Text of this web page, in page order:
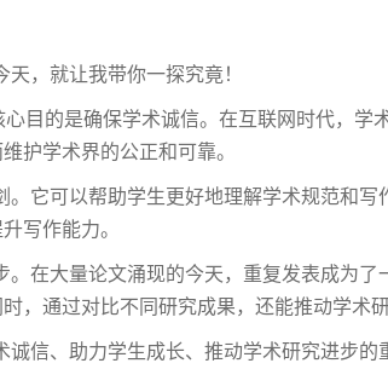
，就让我带你一探究竟！
目的是确保学术诚信。在互联网时代，
护学术界的公正和可靠。
它可以帮助学生更好地理解学术规范和
写作能力。
在大量论文涌现的今天，重复发表成为
通过对比不同研究成果，还能推动学术研
信、助力学生成长、推动学术研究进步